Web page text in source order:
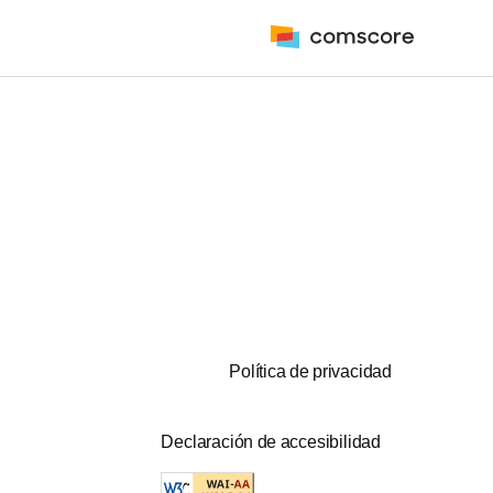
Política de privacidad
Declaración de accesibilidad